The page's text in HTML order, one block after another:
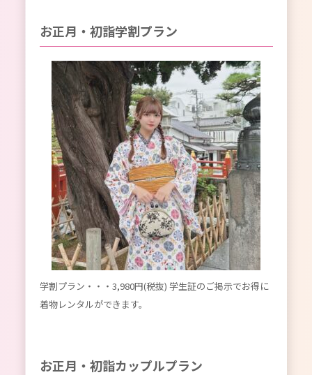
お正月・初詣学割プラン
学割プラン・・・3,980円(税抜) 学生証のご掲示でお得に
着物レンタルができます。
お正月・初詣カップルプラン